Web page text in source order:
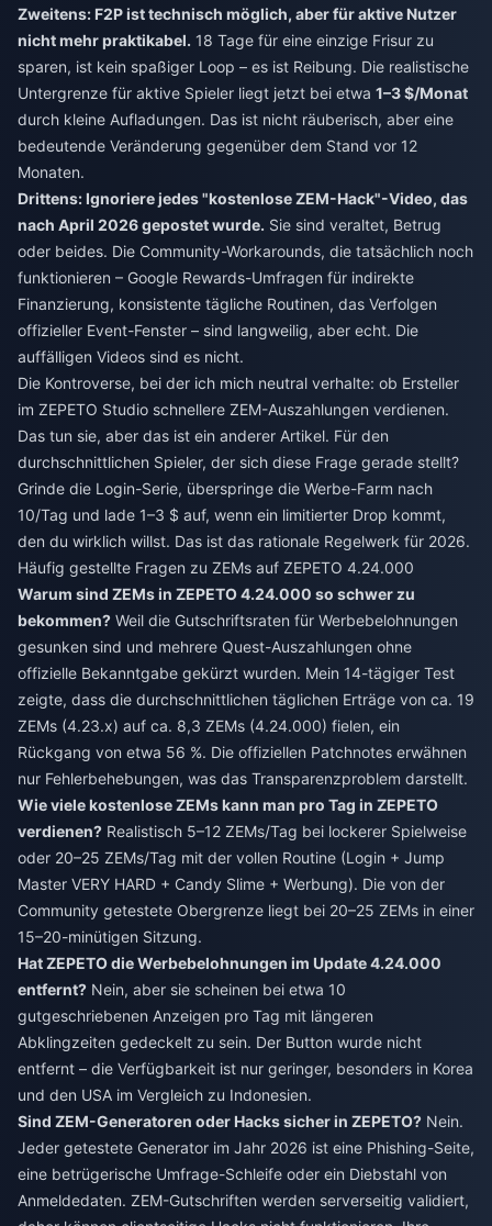
Zweitens: F2P ist technisch möglich, aber für aktive Nutzer
nicht mehr praktikabel. 18 Tage für eine einzige Frisur zu
sparen, ist kein spaßiger Loop – es ist Reibung. Die realistische
Untergrenze für aktive Spieler liegt jetzt bei etwa 1–3 $/Monat
durch kleine Aufladungen. Das ist nicht räuberisch, aber eine
bedeutende Veränderung gegenüber dem Stand vor 12
Monaten.
Drittens: Ignoriere jedes "kostenlose ZEM-Hack"-Video, das
nach April 2026 gepostet wurde. Sie sind veraltet, Betrug
oder beides. Die Community-Workarounds, die tatsächlich noch
funktionieren – Google Rewards-Umfragen für indirekte
Finanzierung, konsistente tägliche Routinen, das Verfolgen
offizieller Event-Fenster – sind langweilig, aber echt. Die
auffälligen Videos sind es nicht.
Die Kontroverse, bei der ich mich neutral verhalte: ob Ersteller
im ZEPETO Studio schnellere ZEM-Auszahlungen verdienen.
Das tun sie, aber das ist ein anderer Artikel. Für den
durchschnittlichen Spieler, der sich diese Frage gerade stellt?
Grinde die Login-Serie, überspringe die Werbe-Farm nach
10/Tag und lade 1–3 $ auf, wenn ein limitierter Drop kommt,
den du wirklich willst. Das ist das rationale Regelwerk für 2026.
Häufig gestellte Fragen zu ZEMs auf ZEPETO 4.24.000
Warum sind ZEMs in ZEPETO 4.24.000 so schwer zu
bekommen? Weil die Gutschriftsraten für Werbebelohnungen
gesunken sind und mehrere Quest-Auszahlungen ohne
offizielle Bekanntgabe gekürzt wurden. Mein 14-tägiger Test
zeigte, dass die durchschnittlichen täglichen Erträge von ca. 19
ZEMs (4.23.x) auf ca. 8,3 ZEMs (4.24.000) fielen, ein
Rückgang von etwa 56 %. Die offiziellen Patchnotes erwähnen
nur Fehlerbehebungen, was das Transparenzproblem darstellt.
Wie viele kostenlose ZEMs kann man pro Tag in ZEPETO
verdienen? Realistisch 5–12 ZEMs/Tag bei lockerer Spielweise
oder 20–25 ZEMs/Tag mit der vollen Routine (Login + Jump
Master VERY HARD + Candy Slime + Werbung). Die von der
Community getestete Obergrenze liegt bei 20–25 ZEMs in einer
15–20-minütigen Sitzung.
Hat ZEPETO die Werbebelohnungen im Update 4.24.000
entfernt? Nein, aber sie scheinen bei etwa 10
gutgeschriebenen Anzeigen pro Tag mit längeren
Abklingzeiten gedeckelt zu sein. Der Button wurde nicht
entfernt – die Verfügbarkeit ist nur geringer, besonders in Korea
und den USA im Vergleich zu Indonesien.
Sind ZEM-Generatoren oder Hacks sicher in ZEPETO? Nein.
Jeder getestete Generator im Jahr 2026 ist eine Phishing-Seite,
eine betrügerische Umfrage-Schleife oder ein Diebstahl von
Anmeldedaten. ZEM-Gutschriften werden serverseitig validiert,